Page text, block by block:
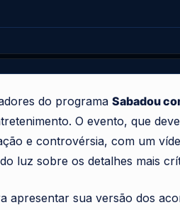
do programa Sabadou
O evento, que
e controvérsia, com um
luz sobre os detalhes mais
apresentar sua versão dos